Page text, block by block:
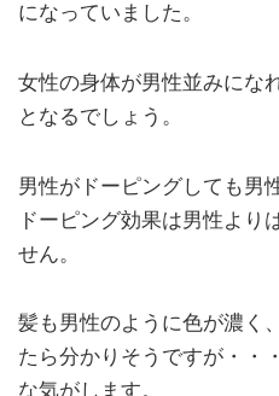
になっていました。
女性の身体が男性並みにな
となるでしょう。
男性がドーピングしても男
ドーピング効果は男性より
せん。
髪も男性のように色が濃く
たら分かりそうですが・・
な気がします。